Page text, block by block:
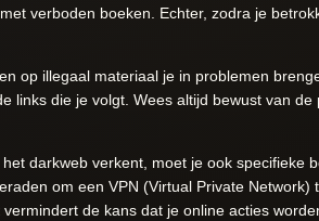
verboden boeken. Echter, zodra je
op illegaal materiaal je in problemen
links die je volgt. Wees altijd bewust van
darkweb verkent, moet je ook specifieke
om een VPN (Virtual Private
de kans dat je online acties